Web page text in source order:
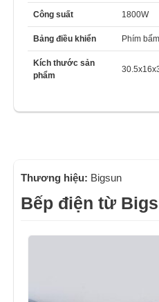
Công suất 1800W
Bảng điều khiển Phím
Kích thước sản
phẩm
Thương hiệu: Bigsun
Bếp điện từ